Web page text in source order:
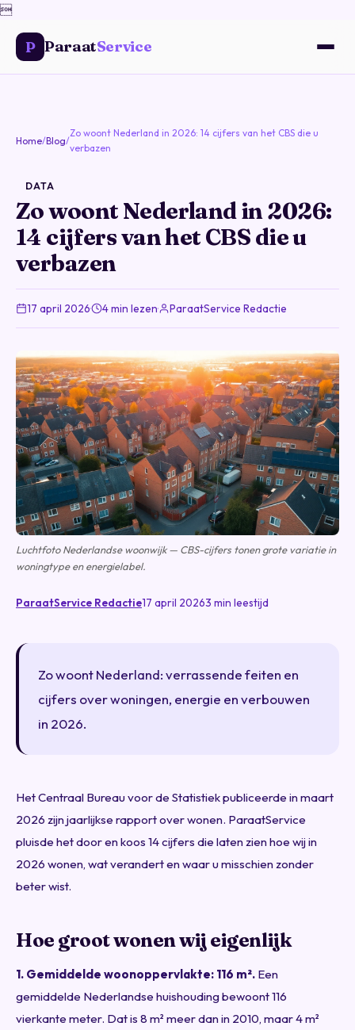

P ParaatService
Home/Blog/
Zo woont Nederland in 2026: 14 cijfers van het CBS die u
verbazen
DATA
Zo woont Nederland in 2026:
14 cijfers van het CBS die u
verbazen
17 april 2026· 4 min lezen· ParaatService Redactie
Luchtfoto Nederlandse woonwijk — CBS-cijfers tonen grote variatie in
woningtype en energielabel.
ParaatService Redactie17 april 20263 min leestijd
Zo woont Nederland: verrassende feiten en
cijfers over woningen, energie en verbouwen
in 2026.
Het Centraal Bureau voor de Statistiek publiceerde in maart
2026 zijn jaarlijkse rapport over wonen. ParaatService
pluisde het door en koos 14 cijfers die laten zien hoe wij in
2026 wonen, wat verandert en waar u misschien zonder
beter wist.
Hoe groot wonen wij eigenlijk
1. Gemiddelde woonoppervlakte: 116 m². Een
gemiddelde Nederlandse huishouding bewoont 116
vierkante meter. Dat is 8 m² meer dan in 2010, maar 4 m²